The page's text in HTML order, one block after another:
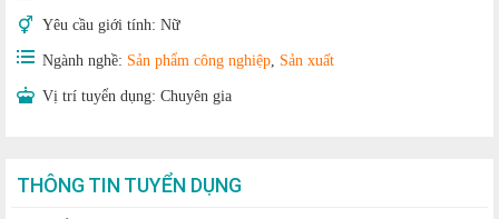
Yêu cầu giới tính: Nữ
Ngành nghề: Sản phẩm công nghiệp, Sản xuất
Vị trí tuyển dụng: Chuyên gia
THÔNG TIN TUYỂN DỤNG